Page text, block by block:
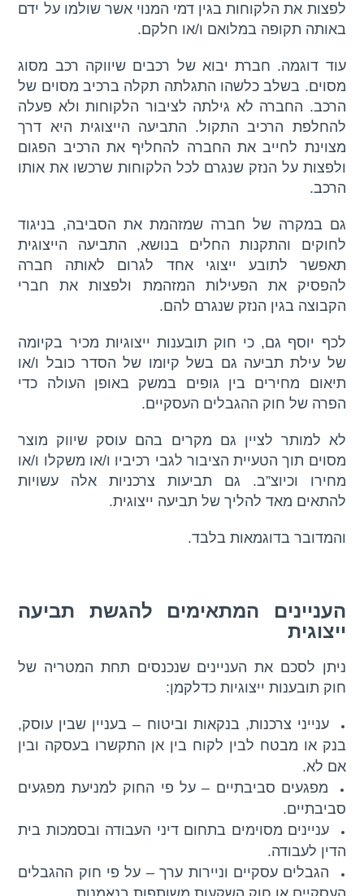
לפצות את הלקוחות בגין דמי המנוי אשר שולמו על ידם
באותה תקופה במלואם ו/או חלקם.
עוד דוגמה. חברת יבוא של רכבים שיווקה רכב מסוג
מסוים. בשלב כלשהו התגלתה תקלה ברכיב מסוים של
הרכב. החברה לא גילתה לציבור הלקוחות ולא פעלה
להחלפת הרכיב התקול. התביעה הייצוגית היא דרך
מצוינת לחייב את החברה להחליף את הרכיב הפגום
ולפצות על הנזק שנגרם לכל הלקוחות שרכשו את אותו
הרכב.
גם במקרה של חברה שמזהמת את הסביבה, בניגוד
לחוקים והתקנות החלים בנושא, התביעה הייצוגית
תאפשר לתובע ייצוגי אחד לגרום לאותה חברה
להפסיק את הפעילות המזהמת ולפצות את חברי
הקבוצה בגין הנזק שנגרם להם.
לכף יוסף גם, כי חוק תובענות ייצוגיות מכיר בקיומה
של עילת תביעה גם בשל קיומו של הסדר כובל ו/או
תיאום מחירים בין גופים במשק באופן העולה כדי
הפרה של חוק ההגבלים העסקיים.
לא למותר לציין גם מקרים בהם עוסק שיווק מוצר
מסוים תוך הטעיית הציבור לגבי רכיביו ו/או משקלו ו/או
מחירו וכיוצ”ב. גם תביעות צרכניות אלה עשויות
להתאים מאד להליך של תביעה ייצוגית.
והמדובר בדוגמאות בלבד.
העניינים המתאימים להגשת תביעה
ייצוגית
ניתן לסכם את העניינים שנכנסים תחת המטריה של
חוק תובענות ייצוגיות כדלקמן:
ענייני צרכנות, בנקאות וביטוח – בעניין שבין עוסק,
בנק או מבטח לבין לקוח בין אן התקשרו בעסקה ובין
אם לא.
מפגעים סביבתיים – על פי החוק למניעת מפגעים
סביבתיים.
עניינים מסוימים בתחום דיני העבודה ובסמכות בית
הדין לעבודה.
הגבלים עסקיים וניירות ערך – על פי חוק ההגבלים